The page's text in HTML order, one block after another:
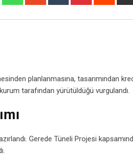
planlanmasına, tasarımından
tarafından yürütüldüğü vurgulandı.
Gerede Tüneli Projesi